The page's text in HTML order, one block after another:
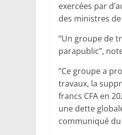
exercées par
des ministres
‘’Un groupe
parapublic’’,
‘’Ce groupe a
travaux, la
francs CFA en
une dette
communiqué